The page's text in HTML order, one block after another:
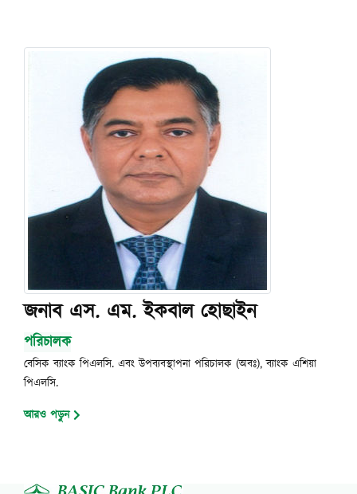
জনাব এস. এম. ইকবাল হোছাইন
পরিচালক
বেসিক ব্যাংক পিএলসি. এবং উপব্যবস্থাপনা পরিচালক (অবঃ), ব্যাংক এশিয়া
পিএলসি.
আরও পড়ুন